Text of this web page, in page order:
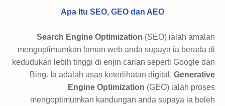
Apa Itu SEO, GEO dan AEO
Search Engine Optimization (SEO) ialah amalan
mengoptimumkan laman web anda supaya ia berada di
kedudukan lebih tinggi di enjin carian seperti Google dan
Bing. Ia adalah asas keterlihatan digital. Generative
Engine Optimization (GEO) ialah proses
mengoptimumkan kandungan anda supaya ia boleh